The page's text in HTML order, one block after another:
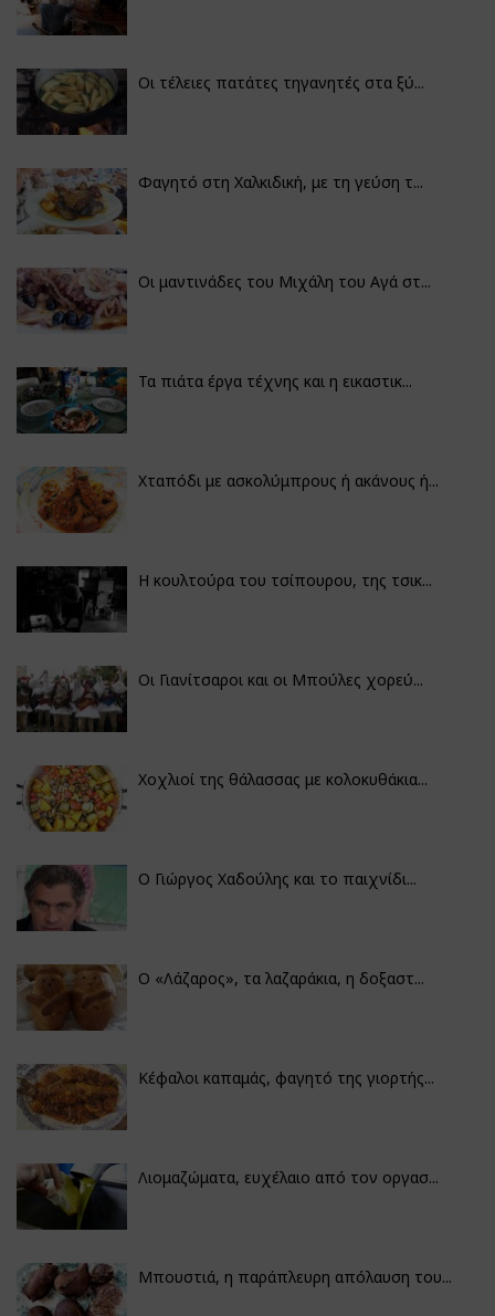
Οι τέλειες πατάτες τηγανητές στα ξύ...
Φαγητό στη Χαλκιδική, με τη γεύση τ...
Οι μαντινάδες του Μιχάλη του Αγά στ...
Τα πιάτα έργα τέχνης και η εικαστικ...
Χταπόδι με ασκολύμπρους ή ακάνους ή...
Η κουλτούρα του τσίπουρου, της τσικ...
Οι Γιανίτσαροι και οι Μπούλες χορεύ...
Χοχλιοί της θάλασσας με κολοκυθάκια...
Ο Γιώργος Χαδούλης και το παιχνίδι...
Ο «Λάζαρος», τα λαζαράκια, η δοξαστ...
Κέφαλοι καπαμάς, φαγητό της γιορτής...
Λιομαζώματα, ευχέλαιο από τον οργασ...
Μπουστιά, η παράπλευρη απόλαυση του...